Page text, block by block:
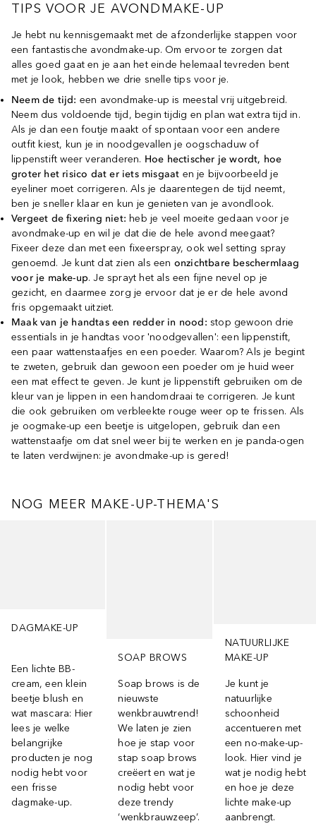
TIPS VOOR JE AVONDMAKE-UP
Je hebt nu kennisgemaakt met de afzonderlijke stappen voor
een fantastische avondmake-up. Om ervoor te zorgen dat
alles goed gaat en je aan het einde helemaal tevreden bent
met je look, hebben we drie snelle tips voor je.
Neem de tijd: een avondmake-up is meestal vrij uitgebreid.
Neem dus voldoende tijd, begin tijdig en plan wat extra tijd in.
Als je dan een foutje maakt of spontaan voor een andere
outfit kiest, kun je in noodgevallen je oogschaduw of
lippenstift weer veranderen. Hoe hectischer je wordt, hoe
groter het risico dat er iets misgaat en je bijvoorbeeld je
eyeliner moet corrigeren. Als je daarentegen de tijd neemt,
ben je sneller klaar en kun je genieten van je avondlook.
Vergeet de fixering niet: heb je veel moeite gedaan voor je
avondmake-up en wil je dat die de hele avond meegaat?
Fixeer deze dan met een fixeerspray, ook wel setting spray
genoemd. Je kunt dat zien als een onzichtbare beschermlaag
voor je make-up. Je sprayt het als een fijne nevel op je
gezicht, en daarmee zorg je ervoor dat je er de hele avond
fris opgemaakt uitziet.
Maak van je handtas een redder in nood: stop gewoon drie
essentials in je handtas voor 'noodgevallen': een lippenstift,
een paar wattenstaafjes en een poeder. Waarom? Als je begint
te zweten, gebruik dan gewoon een poeder om je huid weer
een mat effect te geven. Je kunt je lippenstift gebruiken om de
kleur van je lippen in een handomdraai te corrigeren. Je kunt
die ook gebruiken om verbleekte rouge weer op te frissen. Als
je oogmake-up een beetje is uitgelopen, gebruik dan een
wattenstaafje om dat snel weer bij te werken en je panda-ogen
te laten verdwijnen: je avondmake-up is gered!
NOG MEER MAKE-UP-THEMA'S
DAGMAKE-UP
Een lichte BB-
cream, een klein
beetje blush en
wat mascara: Hier
lees je welke
belangrijke
producten je nog
nodig hebt voor
een frisse
dagmake-up.
SOAP BROWS
Soap brows is de
nieuwste
wenkbrauwtrend!
We laten je zien
hoe je stap voor
stap soap brows
creëert en wat je
nodig hebt voor
deze trendy
‘wenkbrauwzeep’.
NATUURLIJKE
MAKE-UP
Je kunt je
natuurlijke
schoonheid
accentueren met
een no-make-up-
look. Hier vind je
wat je nodig hebt
en hoe je deze
lichte make-up
aanbrengt.